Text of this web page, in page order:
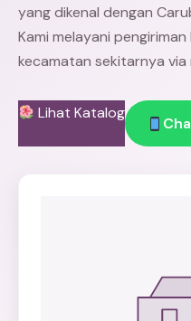
yang dikenal dengan
Kami melayani
kecamatan sekitarnya
Lihat Katalog